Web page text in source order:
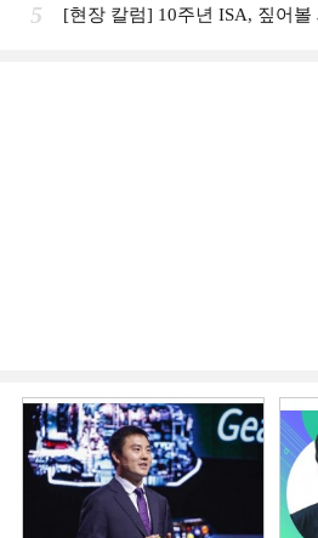
5 [현장 칼럼] 10주년 ISA, 짚어볼